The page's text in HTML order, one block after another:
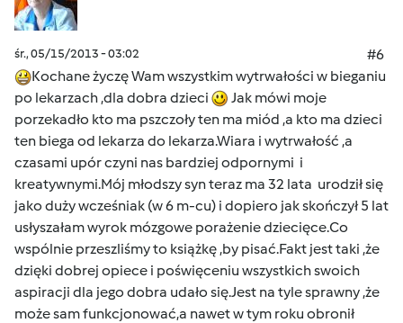
śr., 05/15/2013 - 03:02
#6
Kochane życzę Wam wszystkim wytrwałości w bieganiu
po lekarzach ,dla dobra dzieci
Jak mówi moje
porzekadło kto ma pszczoły ten ma miód ,a kto ma dzieci
ten biega od lekarza do lekarza.Wiara i wytrwałość ,a
czasami upór czyni nas bardziej odpornymi i
kreatywnymi.Mój młodszy syn teraz ma 32 lata urodził się
jako duży wcześniak (w 6 m-cu) i dopiero jak skończył 5 lat
usłyszałam wyrok mózgowe porażenie dziecięce.Co
wspólnie przeszliśmy to książkę ,by pisać.Fakt jest taki ,że
dzięki dobrej opiece i poświęceniu wszystkich swoich
aspiracji dla jego dobra udało się.Jest na tyle sprawny ,że
może sam funkcjonować,a nawet w tym roku obronił